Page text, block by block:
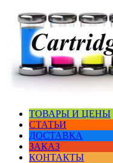
ТОВАРЫ И ЦЕНЫ
СТАТЬИ
ДОСТАВКА
ЗАКАЗ
КОНТАКТЫ